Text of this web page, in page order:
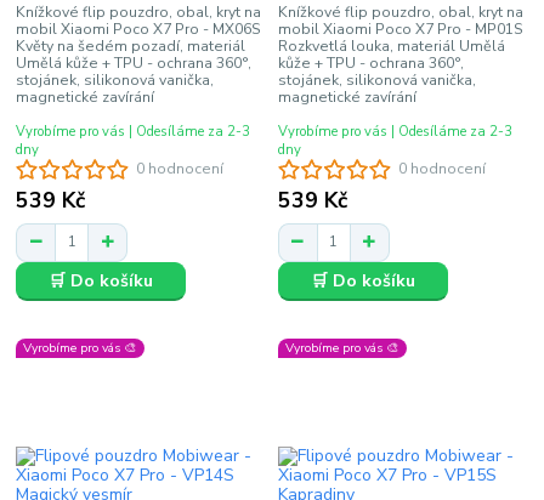
0 hodnocení
Knížkové flip pouzdro, obal, kryt na
mobil Xiaomi Poco X7 Pro - MX06S
Květy na šedém pozadí, materiál
Umělá kůže + TPU - ochrana 360°,
stojánek, silikonová vanička,
magnetické zavírání
539 Kč
Vyrobíme pro vás | Odesíláme za 2-3
dny
🛒 Do košíku
0 hodnocení
Knížkové flip pouzdro, obal, kryt na
mobil Xiaomi Poco X7 Pro - MP01S
Rozkvetlá louka, materiál Umělá
kůže + TPU - ochrana 360°,
stojánek, silikonová vanička,
magnetické zavírání
539 Kč
Vyrobíme pro vás | Odesíláme za 2-3
dny
🛒 Do košíku
Vyrobíme pro vás 🎨 Vyrobíme pro vás 🎨